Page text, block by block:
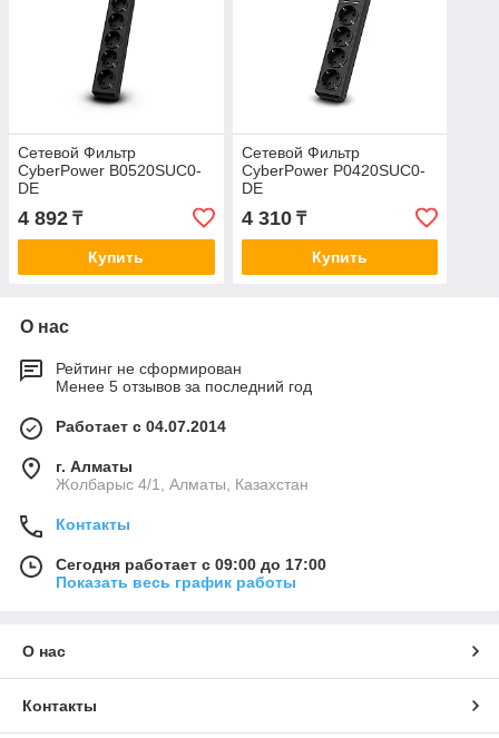
Сетевой Фильтр
CyberPower B0520SUC0-
DE
4 892 ₸
Купить
Сетевой Фильтр
CyberPower P0420SUC0-
DE
4 310₸
Купить
О нас
Рейтинг не сформирован
Менее 5 отзывов за последний год
Работает с 04.07.2014
г. Алматы
Жолбарыс 4/1, Алматы, Казахстан
Контакты
Сегодня работает с 09:00 до 17:00
Показать весь график работы
О нас
Контакты